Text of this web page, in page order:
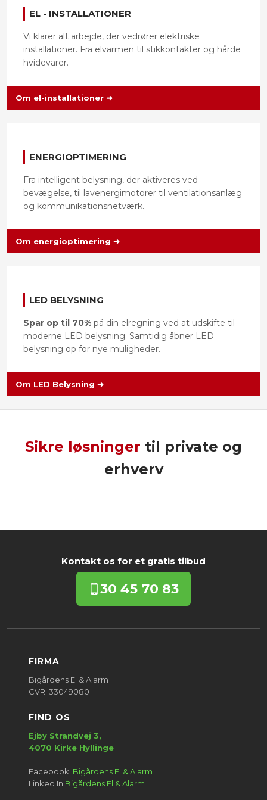
​EL - INSTALLATIONER​
Vi klarer alt arbejde, der vedrører elektriske
installationer. Fra elvarmen til stikkontakter og hårde
hvidevarer.
Om el-installationer ➜​
ENERGIOPTIMERING
Fra intelligent belysning, der aktiveres ved
bevægelse, til lavenergimotorer til ventilationsanlæg
og kommunikationsnetværk.
Om energioptimering ➜​
LED BELYSNING
Spar op til 70%på din elregning ved at udskifte til
moderne LED belysning. Samtidig åbner LED
belysning op for nye muligheder.
Om LED Belysning ➜​
Sikre løsninger til private og
erhverv
Kontakt os for et gratis tilbud​
30 45 70 83
FIRMA​
Bigårdens El & Alarm
​CVR: 33049080
FIND OS
Ejby Strandvej 3,
​4070 Kirke Hyllinge​
Facebook: Bigårdens El & Alarm
Linked In:Bigårdens El & Alarm